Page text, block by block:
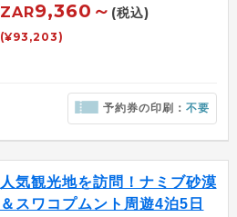
ZAR9,360～ (税込)
(¥93,203)
予約券の印刷：不要
人気観光地を訪問！ナミブ砂漠
＆スワコプムント周遊4泊5日